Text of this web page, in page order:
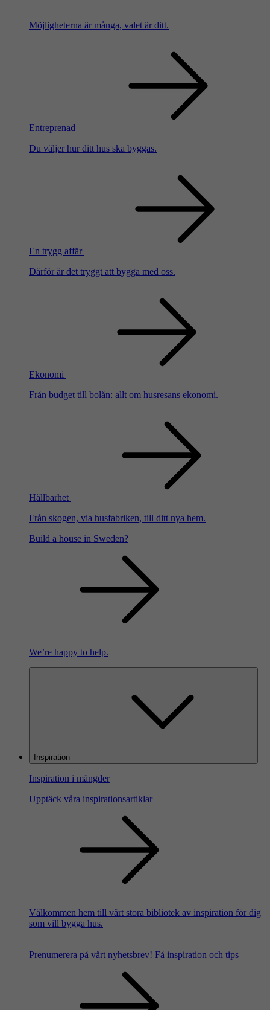
Möjligheterna är många, valet är ditt.
Entreprenad
Du väljer hur ditt hus ska byggas.
En trygg affär
Därför är det tryggt att bygga med oss.
Ekonomi
Från budget till bolån: allt om husresans ekonomi.
Hållbarhet
Från skogen, via husfabriken, till ditt nya hem.
Build a house in Sweden?
We’re happy to help.
Inspiration
Inspiration i mängder
Upptäck våra inspirationsartiklar
Välkommen hem till vårt stora bibliotek av inspiration för dig
som vill bygga hus.
Prenumerera på vårt nyhetsbrev! Få inspiration och tips